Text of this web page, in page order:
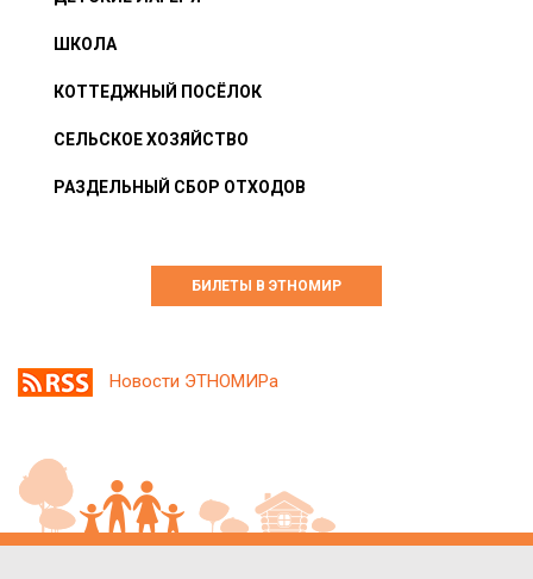
ШКОЛА
КОТТЕДЖНЫЙ ПОСЁЛОК
СЕЛЬСКОЕ ХОЗЯЙСТВО
РАЗДЕЛЬНЫЙ СБОР ОТХОДОВ
БИЛЕТЫ В ЭТНОМИР
Новости ЭТНОМИРа